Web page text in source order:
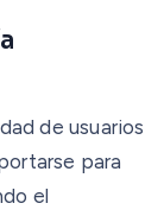
de usuarios
para
el